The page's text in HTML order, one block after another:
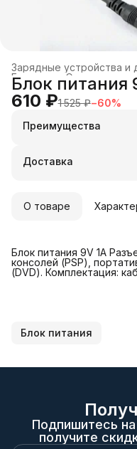
Зарядные устройства и
Электроника
Главная
Блок питания
610 ₽1 525 ₽−60%
Преимущества
Оплата частями в
Удобный возврат
Доставка
О товаре
Блок питания 9V 1A
консолей (PSP),
(DVD). Комплектация:
Блок питания
Подпишитесь
получите